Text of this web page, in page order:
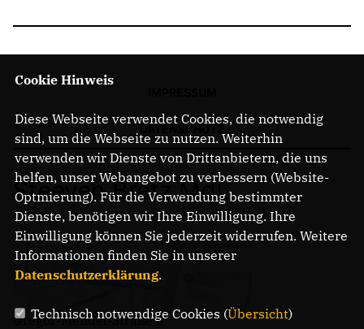
Steeven Bretz MdL
Gregor-Mendel-Straße 3
Cookie Hinweis
Diese Webseite verwendet Cookies, die notwendig
sind, um die Webseite zu nutzen. Weiterhin
verwenden wir Dienste von Drittanbietern, die uns
helfen, unser Webangebot zu verbessern (Website-
Optmierung). Für die Verwendung bestimmter
Dienste, benötigen wir Ihre Einwilligung. Ihre
Einwilligung können Sie jederzeit widerrufen. Weitere
Informationen finden Sie in unserer
Datenschutzerklärung.
Technisch notwendige Cookies (Übersicht)